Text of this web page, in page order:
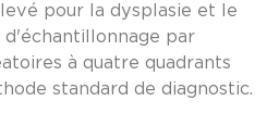
pour la dysplasie et le
par
à quatre quadrants
standard de diagnostic.